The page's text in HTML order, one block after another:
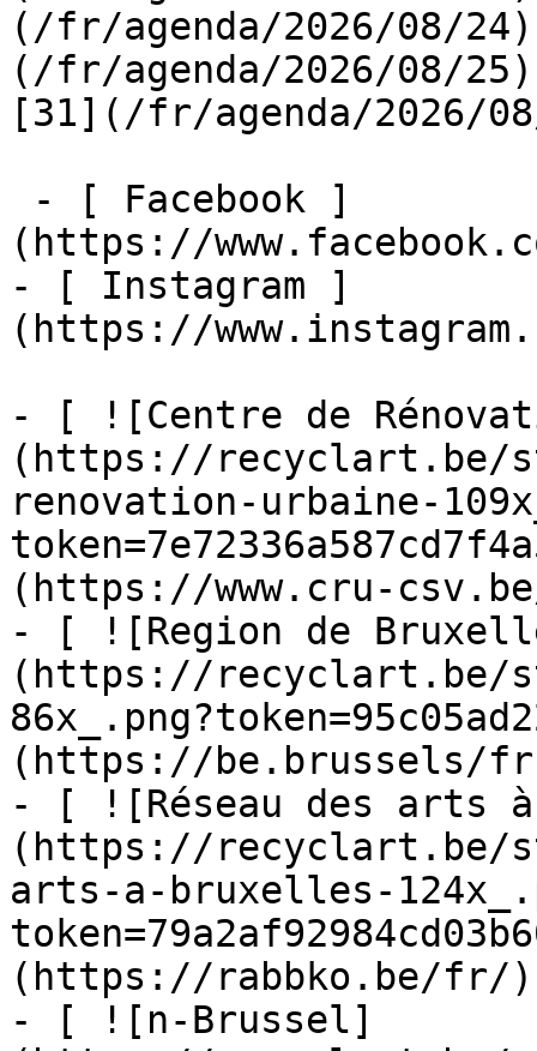
(/fr/agenda/2026/08/
(/fr/agenda/2026/08/
[31](/fr/agenda/
(https://
- [ Instagram ]
(https://
- [ ![Centre de
(https://recyclart.be/
renovation-urbaine-
(https://www.cru-
- [ ![Region de
(https://recyclart.be/
(https://be.brussels/
- [ ![Réseau des arts
(https://recyclart.be/
arts-a-bruxelles-
(https://rabbko.be/fr/)
- [ ![n-Brussel]